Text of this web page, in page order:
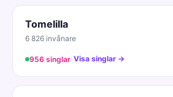
Tomelilla
6 826 invånare
956 singlar Visa singlar →